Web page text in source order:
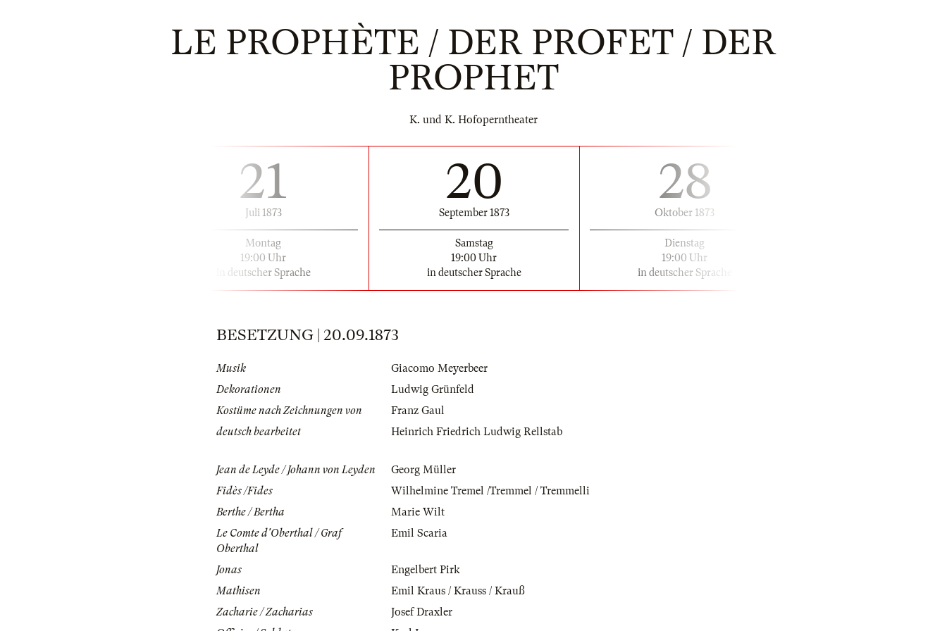
LE PROPHÈTE / DER PROFET / DER
PROPHET
K. und K. Hofoperntheater
21
Juli 1873
Montag
19:00 Uhr
in deutscher Sprache
20
September 1873
Samstag
19:00 Uhr
in deutscher Sprache
28
Oktober 1873
Dienstag
19:00 Uhr
in deutscher Sprache
BESETZUNG | 20.09.1873
Musik
Giacomo Meyerbeer
Dekorationen
Ludwig Grünfeld
Kostüme nach Zeichnungen von
Franz Gaul
deutsch bearbeitet
Heinrich Friedrich Ludwig Rellstab
Jean de Leyde / Johann von Leyden
Georg Müller
Fidès /Fides
Wilhelmine Tremel /Tremmel / Tremmelli
Berthe / Bertha
Marie Wilt
Le Comte d'Oberthal / Graf
Oberthal
Emil Scaria
Jonas
Engelbert Pirk
Mathisen
Emil Kraus / Krauss / Krauß
Zacharie / Zacharias
Josef Draxler